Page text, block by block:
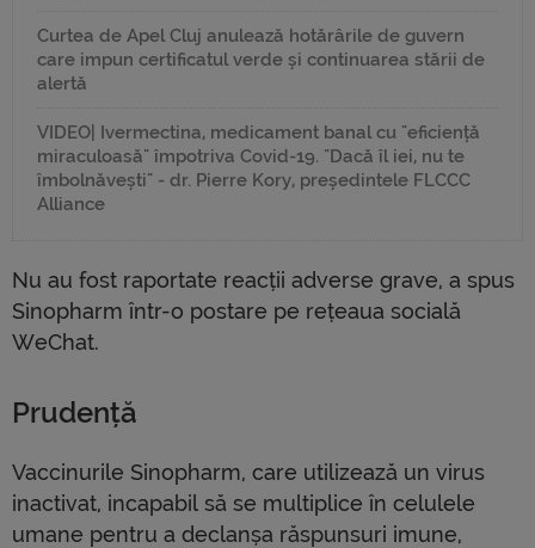
Curtea de Apel Cluj anulează hotărârile de guvern
care impun certificatul verde și continuarea stării de
alertă
VIDEO| Ivermectina, medicament banal cu "eficiență
miraculoasă" împotriva Covid-19. "Dacă îl iei, nu te
îmbolnăvești" - dr. Pierre Kory, președintele FLCCC
Alliance
Nu au fost raportate reacții adverse grave, a spus
Sinopharm într-o postare pe rețeaua socială
WeChat.
Prudență
Vaccinurile Sinopharm, care utilizează un virus
inactivat, incapabil să se multiplice în celulele
umane pentru a declanșa răspunsuri imune,